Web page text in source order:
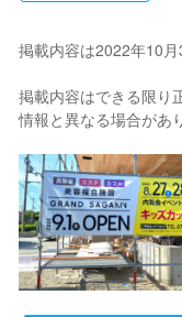
掲載内容は2022年10月
掲載内容はできる限り
情報と異なる場合があ